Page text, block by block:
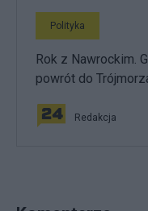
Polityka
Rok z Nawrockim.
powrót do
Redakcja